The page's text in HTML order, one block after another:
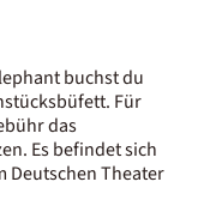
buchst du
Für
das
Es befindet sich
Deutschen Theater